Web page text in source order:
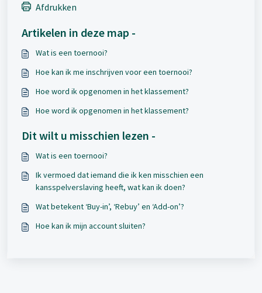
Afdrukken
Artikelen in deze map -
Wat is een toernooi?
Hoe kan ik me inschrijven voor een toernooi?
Hoe word ik opgenomen in het klassement?
Hoe word ik opgenomen in het klassement?
Dit wilt u misschien lezen -
Wat is een toernooi?
Ik vermoed dat iemand die ik ken misschien een
kansspelverslaving heeft, wat kan ik doen?
Wat betekent ‘Buy-in’, ‘Rebuy’ en ‘Add-on’?
Hoe kan ik mijn account sluiten?